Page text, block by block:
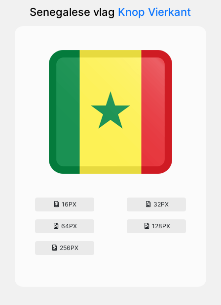
Senegalese vlag Knop Vierkant
16PX 32PX
64PX 128PX
256PX